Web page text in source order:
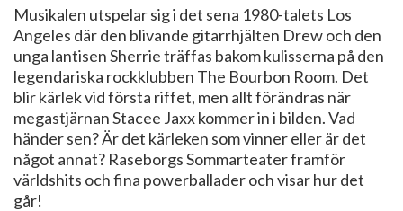
Musikalen utspelar sig i det sena 1980-talets Los
Angeles där den blivande gitarrhjälten Drew och den
unga lantisen Sherrie träffas bakom kulisserna på den
legendariska rockklubben The Bourbon Room. Det
blir kärlek vid första riffet, men allt förändras när
megastjärnan Stacee Jaxx kommer in i bilden. Vad
händer sen? Är det kärleken som vinner eller är det
något annat? Raseborgs Sommarteater framför
världshits och fina powerballader och visar hur det
går!